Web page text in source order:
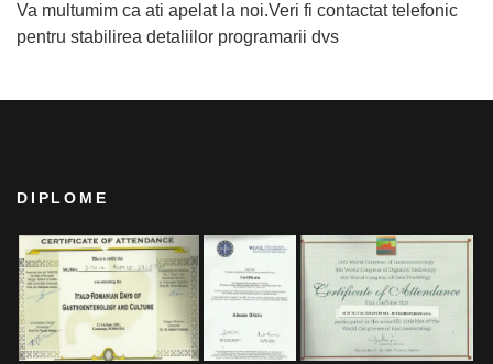
Va multumim ca ati apelat la noi.Veri fi contactat telefonic
pentru stabilirea detaliilor programarii dvs
DIPLOME